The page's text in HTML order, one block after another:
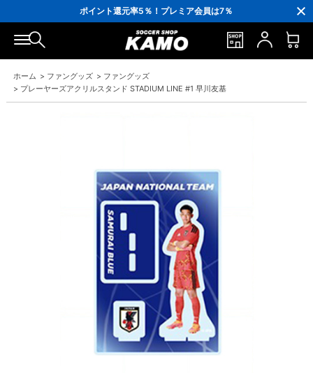
ポイント還元率5％！プレミア会員は7％
会員の方にはお誕生月に「10％OFFクーポン」プレゼント！
16,000円(税込)以上でシューズケースプレゼント！
3,300円(税込)以上で送料無料！
ホーム > ファングッズ > ファングッズ
> プレーヤーズアクリルスタンド STADIUM LINE #1 早川友基